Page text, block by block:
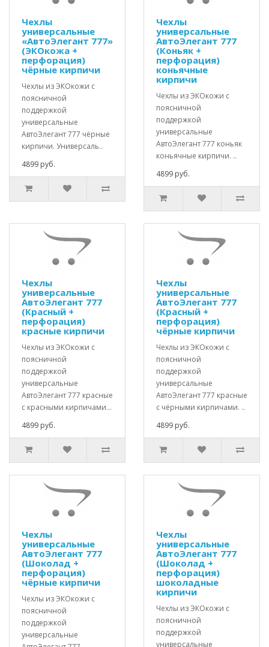
Чехлы
универсальные
«АвтоЭлегант 777»
(ЭКОкожа +
перфорация)
чёрные кирпичи
Чехлы из ЭКОкожи с
поясничной
поддержкой
универсальные
АвтоЭлегант 777 чёрные
кирпичи. Универсаль..
4899 руб.
Чехлы
универсальные
АвтоЭлегант 777
(Коньяк +
перфорация)
коньячные
кирпичи
Чехлы из ЭКОкожи с
поясничной
поддержкой
универсальные
АвтоЭлегант 777 коньяк
коньячные кирпичи. ..
4899 руб.
Чехлы
универсальные
АвтоЭлегант 777
(Красный +
перфорация)
красные кирпичи
Чехлы из ЭКОкожи с
поясничной
поддержкой
универсальные
АвтоЭлегант 777 красные
с красными кирпичами...
4899 руб.
Чехлы
универсальные
АвтоЭлегант 777
(Красный +
перфорация)
чёрные кирпичи
Чехлы из ЭКОкожи с
поясничной
поддержкой
универсальные
АвтоЭлегант 777 красные
с чёрными кирпичами. ..
4899 руб.
Чехлы
универсальные
АвтоЭлегант 777
(Шоколад +
перфорация)
чёрные кирпичи
Чехлы из ЭКОкожи с
поясничной
поддержкой
универсальные
Чехлы
универсальные
АвтоЭлегант 777
(Шоколад +
перфорация)
шоколадные
кирпичи
Чехлы из ЭКОкожи с
поясничной
поддержкой
универсальные